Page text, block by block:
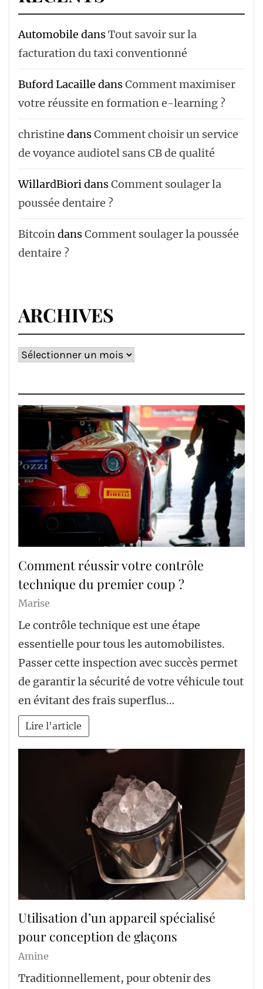
Automobile dansTout savoir sur la
facturation du taxi conventionné
Buford Lacaille dansComment maximiser
votre réussite en formation e-learning ?
christine dansComment choisir un service
de voyance audiotel sans CB de qualité
WillardBioridansComment soulager la
poussée dentaire ?
BitcoindansComment soulager la poussée
dentaire ?
ARCHIVES
Archives
Comment réussir votre contrôle
technique du premier coup ?
Marise
Le contrôle technique est une étape
essentielle pour tous les automobilistes.
Passer cette inspection avec succès permet
de garantir la sécurité de votre véhicule tout
en évitant des frais superflus…
Lire l'article
Utilisation d’un appareil spécialisé
pour conception de glaçons
Amine
Traditionnellement, pour obtenir des